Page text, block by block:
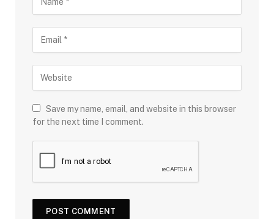
Save my name, email, and website in this browser
for the next time I comment.